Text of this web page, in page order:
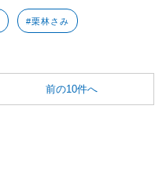
#栗林さみ
前の10件へ